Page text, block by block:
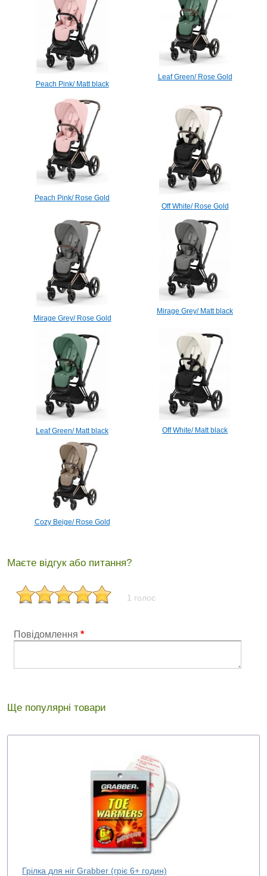
Peach Pink/ Matt black
Leaf Green/ Rose Gold
Peach Pink/ Rose Gold
Off White/ Rose Gold
Mirage Grey/ Rose Gold
Mirage Grey/ Matt black
Leaf Green/ Matt black Off White/ Matt black
Cozy Beige/ Rose Gold
Маєте відгук або питання?
1 голос
Повідомлення *
Ще популярні товари
Грілка для ніг Grabber (гріє 6+ годин)